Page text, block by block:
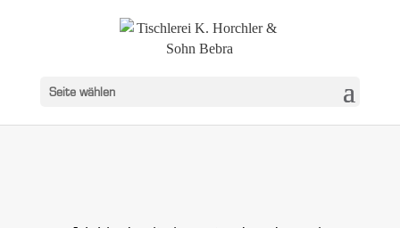
Seite wählen